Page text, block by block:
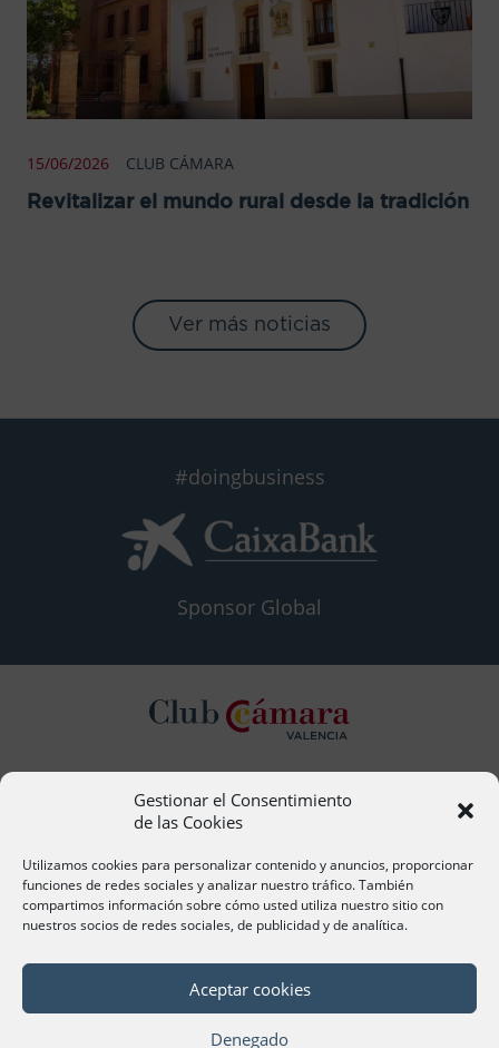
Gestionar el Consentimiento
de las Cookies
Utilizamos cookies para personalizar contenido y anuncios, proporcionar
funciones de redes sociales y analizar nuestro tráfico. También
compartimos información sobre cómo usted utiliza nuestro sitio con
nuestros socios de redes sociales, de publicidad y de analítica.
Aceptar cookies
Denegado
15/06/2026 CLUB CÁMARA
Revitalizar el mundo rural desde la tradición
Ver más noticias
#doingbusiness
Sponsor Global
Contacto
acervera@camaravalencia.com
961 366 212
Síguenos